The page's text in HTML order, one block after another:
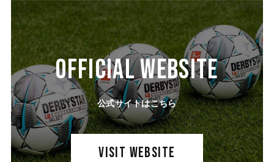
OFFICIAL WEBSITE
公式サイトはこちら
VISIT WEBSITE